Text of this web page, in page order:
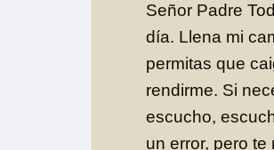
Señor Padre
día. Llena mi
permitas que
rendirme. Si
escucho,
un error, pero